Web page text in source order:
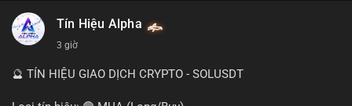
#dongtienlonTín Hiệu Alpha
3 giờ
🔮 TÍN HIỆU GIAO DỊCH CRYPTO - SOLUSDT